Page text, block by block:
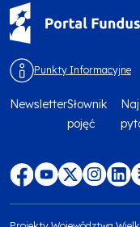
Punkty Informacyjne
Menu
footer
top
NewsletterSłownik
pojęć